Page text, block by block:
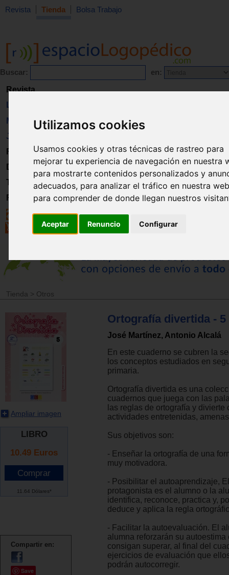
Utilizamos cookies
Usamos cookies y otras técnicas de rastreo para
mejorar tu experiencia de navegación en nuestra
para mostrarte contenidos personalizados y
adecuados, para analizar el tráfico en nuestra
para comprender de donde llegan nuestros
Aceptar Renuncio Configurar
Revista Tienda Bolsa Trabajo
Buscar: en:
Revista
Libros
Material
Juguetes
Formación
Directorio
Trabajo
Registro
Tienda > Otros
Ampliar imagen
LIBRO
10.49 Euros
11.64 Dólares*
Compartir en:
Save
Ortografía divertida - 5
José Martínez, Antonio Alcalá
En este cuaderno se cubren la
los conceptos estudiados en
primaria.
Ortografía divertida es una
cuadernos que juega con las
las reglas de ortografía y divierte
actividades entretenidas,
Sus objetivos son:
- Enseñar la ortografía de una
muy motivadora.
- Posibilitar el autoaprendizaje,
protagonista es el alumno o la
identifica, reconoce, practica y,
deduce y aplica la regla
- Facilitar la autoevaluación. El
alumna reforzarán su autoestima
consigan superar, al final del
ejercicios de evaluación que
podrán autocorregir.